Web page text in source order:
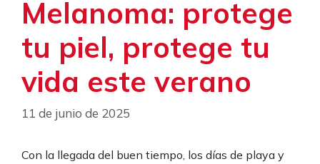
Melanoma: protege
tu piel, protege tu
vida este verano
11 de junio de 2025
Con la llegada del buen tiempo, los días de playa y